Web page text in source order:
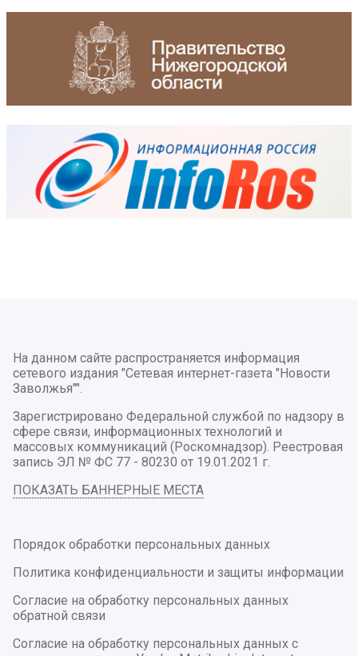
На данном сайте распространяется информация
сетевого издания "Сетевая интернет-газета "Новости
Заволжья"".
Зарегистрировано Федеральной службой по надзору в
сфере связи, информационных технологий и
массовых коммуникаций (Роскомнадзор). Реестровая
запись ЭЛ № ФС 77 - 80230 от 19.01.2021 г.
ПОКАЗАТЬ БАННЕРНЫЕ МЕСТА
Порядок обработки персональных данных
Политика конфиденциальности и защиты информации
Согласие на обработку персональных данных
обратной связи
Согласие на обработку персональных данных с